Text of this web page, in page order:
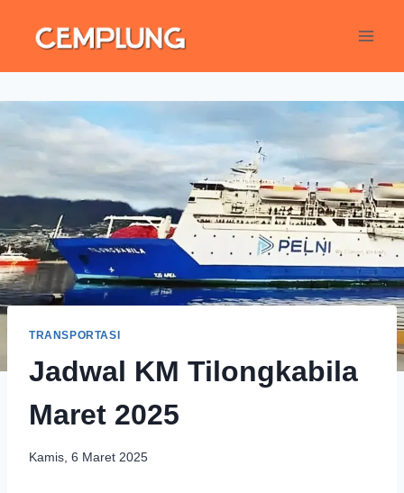
TRANSPORTASI
Jadwal KM Tilongkabila
Maret 2025
Kamis, 6 Maret 2025